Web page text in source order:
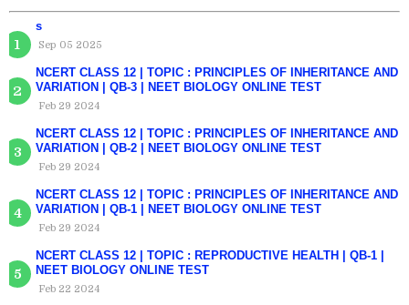
s
Sep 05 2025
NCERT CLASS 12 | TOPIC : PRINCIPLES OF INHERITANCE AND
VARIATION | QB-3 | NEET BIOLOGY ONLINE TEST
Feb 29 2024
NCERT CLASS 12 | TOPIC : PRINCIPLES OF INHERITANCE AND
VARIATION | QB-2 | NEET BIOLOGY ONLINE TEST
Feb 29 2024
NCERT CLASS 12 | TOPIC : PRINCIPLES OF INHERITANCE AND
VARIATION | QB-1 | NEET BIOLOGY ONLINE TEST
Feb 29 2024
NCERT CLASS 12 | TOPIC : REPRODUCTIVE HEALTH | QB-1 |
NEET BIOLOGY ONLINE TEST
Feb 22 2024